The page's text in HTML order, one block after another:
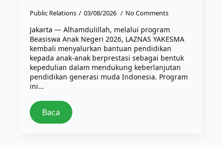
Public Relations 03/08/2026 No Comments
Jakarta — Alhamdulillah, melalui program
Beasiswa Anak Negeri 2026, LAZNAS YAKESMA
kembali menyalurkan bantuan pendidikan
kepada anak-anak berprestasi sebagai bentuk
kepedulian dalam mendukung keberlanjutan
pendidikan generasi muda Indonesia. Program
ini…
Baca